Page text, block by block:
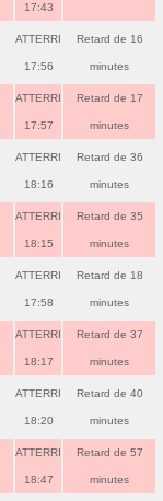
17:43
ATTERRI
17:56
Retard de 16
minutes
ATTERRI
17:57
Retard de 17
minutes
ATTERRI
18:16
Retard de 36
minutes
ATTERRI
18:15
Retard de 35
minutes
ATTERRI
17:58
Retard de 18
minutes
ATTERRI
18:17
Retard de 37
minutes
ATTERRI
18:20
Retard de 40
minutes
ATTERRI
18:47
Retard de 57
minutes